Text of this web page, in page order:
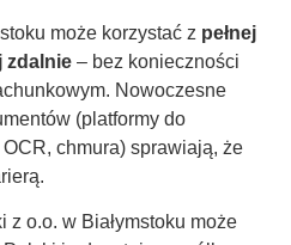
może korzystać z pełnej
zdalnie – bez konieczności
Nowoczesne
(platformy do
chmura) sprawiają, że
z o.o. w Białymstoku może